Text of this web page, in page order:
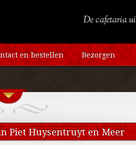
en bestellen Bezorgen
De cafetaria
Piet Huysentruyt en Meer